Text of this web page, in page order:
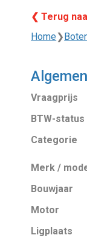
❮ Terug
Home❯
Vraagprijs
BTW-status
Categorie
Merk /
Bouwjaar
Motor
Ligplaats